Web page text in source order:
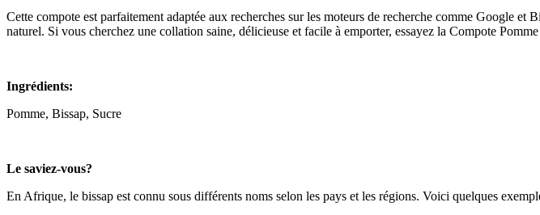
Cette compote est parfaitement adaptée aux recherches sur les moteurs de recherche comme Google
naturel. Si vous cherchez une collation saine, délicieuse et facile à emporter, essayez la Compote
Ingrédients:
Pomme, Bissap, Sucre
Le saviez-vous?
En Afrique, le bissap est connu sous différents noms selon les pays et les régions. Voici quelques